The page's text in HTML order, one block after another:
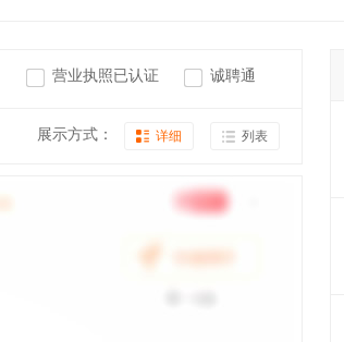
营业执照已认证 诚聘通
展示方式： 详细 列表